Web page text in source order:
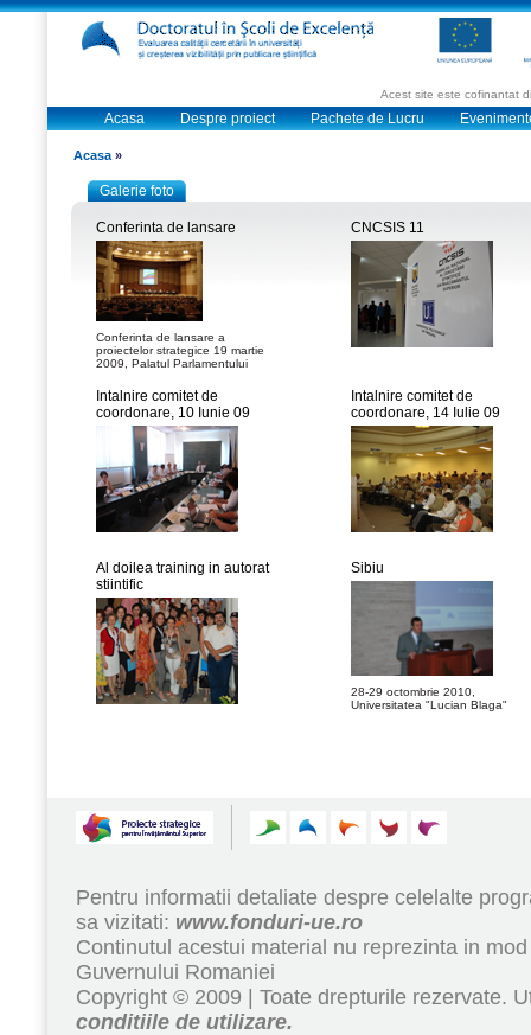
Acest site este cofinantat
Acasa Despre proiect Pachete de Lucru
Acasa »
Galerie foto
Conferinta de lansare
Conferinta de lansare a
proiectelor strategice 19 martie
2009, Palatul Parlamentului
CNCSIS 11
Intalnire comitet de
coordonare, 10 Iunie 09
Intalnire comitet de
coordonare, 14 Iulie 09
Al doilea training in autorat
stiintific
Sibiu
28-29 octombrie 2010,
Universitatea "Lucian Blaga"
Pentru informatii detaliate despre celelalte
sa vizitati: www.fonduri-ue.ro
Continutul acestui material nu reprezinta in
Guvernului Romaniei
Copyright © 2009 | Toate drepturile rezervate.
conditiile de utilizare.